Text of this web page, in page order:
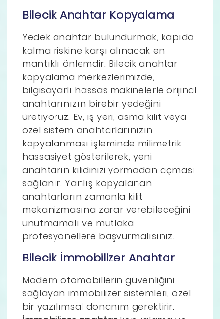
Bilecik Anahtar Kopyalama
Yedek anahtar bulundurmak, kapıda
kalma riskine karşı alınacak en
mantıklı önlemdir. Bilecik anahtar
kopyalama merkezlerimizde,
bilgisayarlı hassas makinelerle orijinal
anahtarınızın birebir yedeğini
üretiyoruz. Ev, iş yeri, asma kilit veya
özel sistem anahtarlarınızın
kopyalanması işleminde milimetrik
hassasiyet gösterilerek, yeni
anahtarın kilidinizi yormadan açması
sağlanır. Yanlış kopyalanan
anahtarların zamanla kilit
mekanizmasına zarar verebileceğini
unutmamalı ve mutlaka
profesyonellere başvurmalısınız.
Bilecik İmmobilizer Anahtar
Modern otomobillerin güvenliğini
sağlayan immobilizer sistemleri, özel
bir yazılımsal donanım gerektirir.